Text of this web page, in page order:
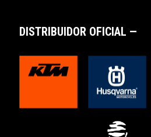
DISTRIBUIDOR OFICIAL —